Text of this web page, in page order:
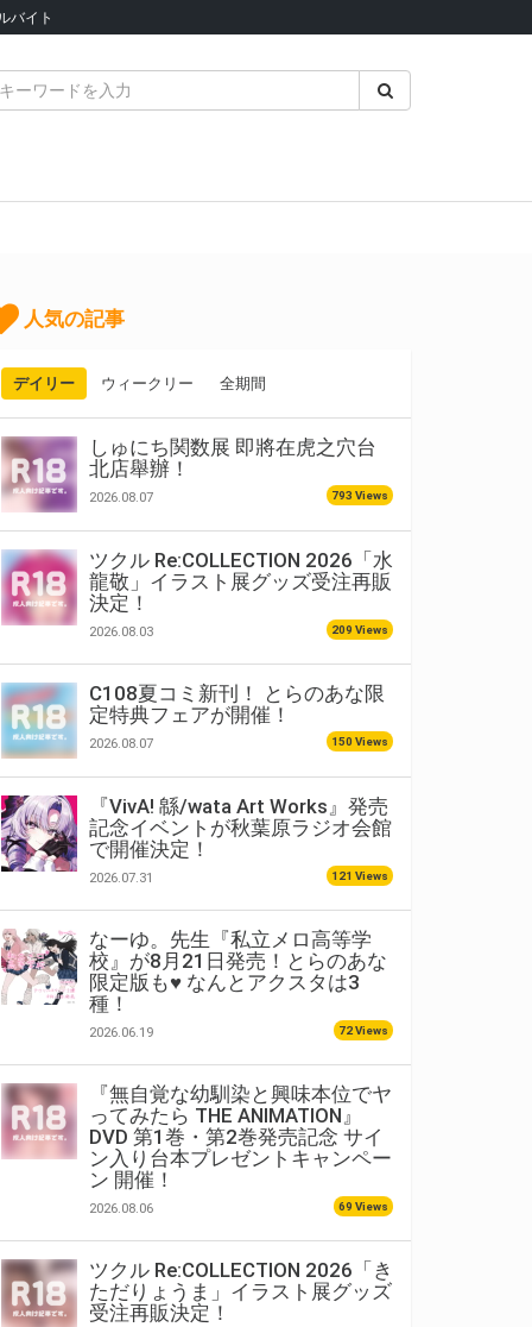
バイト
人気の記事
デイリー ウィークリー 全期間
しゅにち関数展 即將在虎之穴台
北店舉辦！
2026.08.07 793 Views
ツクル Re:COLLECTION 2026「水
龍敬」イラスト展グッズ受注再販
決定！
2026.08.03 209 Views
C108夏コミ新刊！ とらのあな限
定特典フェアが開催！
2026.08.07 150 Views
『VivA! 緜/wata Art Works』発売
記念イベントが秋葉原ラジオ会館
で開催決定！
2026.07.31 121 Views
なーゆ。先生『私立メロ高等学
校』が8月21日発売！とらのあな
限定版も♥ なんとアクスタは3
種！
2026.06.19 72 Views
『無自覚な幼馴染と興味本位でヤ
ってみたら THE ANIMATION』
DVD 第1巻・第2巻発売記念 サイ
ン入り台本プレゼントキャンペー
ン 開催！
2026.08.06 69 Views
ツクル Re:COLLECTION 2026「き
ただりょうま」イラスト展グッズ
受注再販決定！